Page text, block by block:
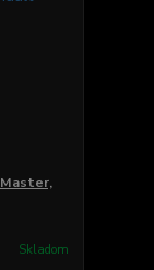
Master,
Skladom